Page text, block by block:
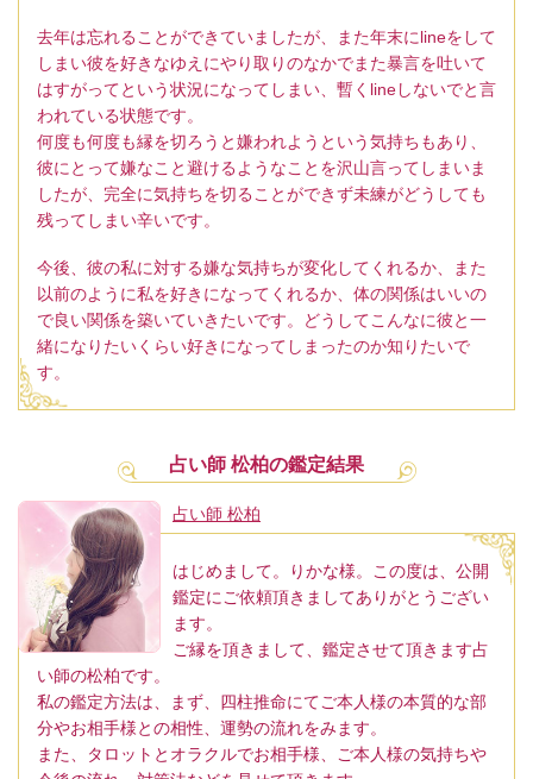
去年は忘れることができていましたが、また年末にlineをして
しまい彼を好きなゆえにやり取りのなかでまた暴言を吐いて
はすがってという状況になってしまい、暫くlineしないでと言
われている状態です。
何度も何度も縁を切ろうと嫌われようという気持ちもあり、
彼にとって嫌なこと避けるようなことを沢山言ってしまいま
したが、完全に気持ちを切ることができず未練がどうしても
残ってしまい辛いです。
今後、彼の私に対する嫌な気持ちが変化してくれるか、また
以前のように私を好きになってくれるか、体の関係はいいの
で良い関係を築いていきたいです。どうしてこんなに彼と一
緒になりたいくらい好きになってしまったのか知りたいで
す。
占い師 松柏の鑑定結果
占い師 松柏
はじめまして。りかな様。この度は、公開
鑑定にご依頼頂きましてありがとうござい
ます。
ご縁を頂きまして、鑑定させて頂きます占
い師の松柏です。
私の鑑定方法は、まず、四柱推命にてご本人様の本質的な部
分やお相手様との相性、運勢の流れをみます。
また、タロットとオラクルでお相手様、ご本人様の気持ちや